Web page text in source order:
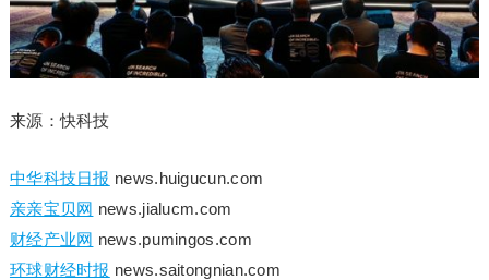
来源：快科技
中华科技日报 news.huigucun.com
亲亲宝贝网 news.jialucm.com
财经产业网 news.pumingos.com
环球财经时报 news.saitongnian.com